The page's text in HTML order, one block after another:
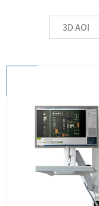
3D AOI